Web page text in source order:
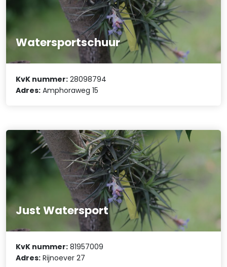
Watersportschuur
KvK nummer: 28098794
Adres: Amphoraweg 15
Just Watersport
KvK nummer: 81957009
Adres: Rijnoever 27